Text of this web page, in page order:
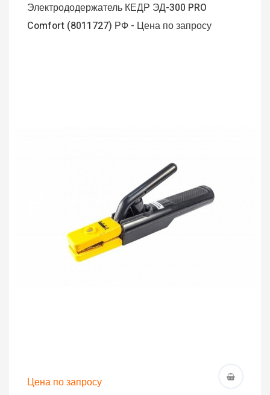
Электрододержатель КЕДР ЭД-300 PRO
Comfort (8011727) РФ - Цена по запросу
Цена по запросу